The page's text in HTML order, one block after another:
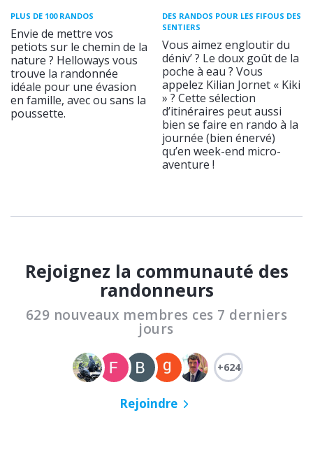
PLUS DE 100 RANDOS
Envie de mettre vos
petiots sur le chemin de la
nature ? Helloways vous
trouve la randonnée
idéale pour une évasion
en famille, avec ou sans la
poussette.
DES RANDOS POUR LES FIFOUS DES
SENTIERS
Vous aimez engloutir du
déniv’ ? Le doux goût de la
poche à eau ? Vous
appelez Kilian Jornet « Kiki
» ? Cette sélection
d’itinéraires peut aussi
bien se faire en rando à la
journée (bien énervé)
qu’en week-end micro-
aventure !
Rejoignez la communauté des
randonneurs
629 nouveaux membres ces 7 derniers
jours
+624
Rejoindre